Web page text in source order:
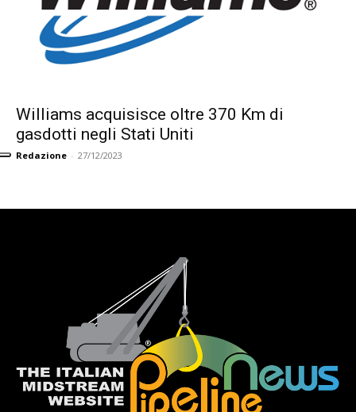
Williams acquisisce oltre 370 Km di
gasdotti negli Stati Uniti
Redazione - 27/12/2023